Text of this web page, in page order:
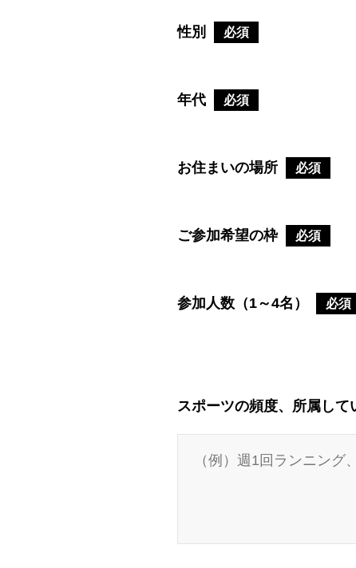
性別 必須
年代 必須
お住まいの場所 必須
ご参加希望の枠 必須
参加人数（1～4名） 必須
スポーツの頻度、所属し